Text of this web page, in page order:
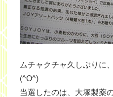
ムチャクチャ久しぶりに
(^O^)
当選したのは、大塚製薬